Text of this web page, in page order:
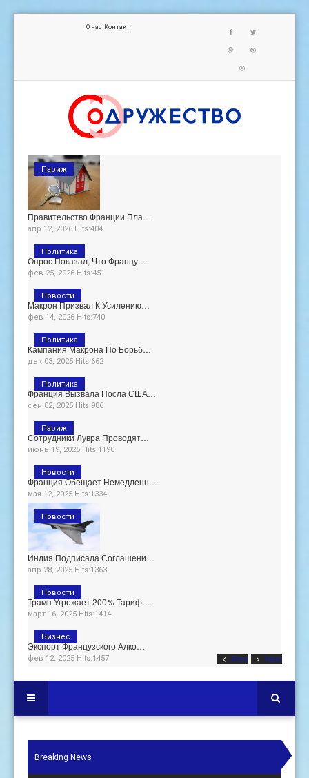
О нас Контакт
Prev Next
Правительство Франции Пла…
апр 12, 2026 Hits:404
Париж
Опрос Показал, Что Францу…
фев 25, 2026 Hits:451
Политика
Макрон Призвал К Усилению…
фев 14, 2026 Hits:740
Новости
Кампания Макрона По Борьб…
дек 03, 2025 Hits:662
Политика
Франция Вызвала Посла США…
сен 02, 2025 Hits:986
Политика
Сотрудники Лувра Проводят…
июнь 19, 2025 Hits:1190
Париж
Франция Обещает Немедленн…
мая 12, 2025 Hits:1334
Новости
Индия Подписала Соглашени…
апр 28, 2025 Hits:1363
Новости
Трамп Угрожает 200% Тариф…
март 16, 2025 Hits:1414
Новости
Экспорт Французского Алко…
фев 12, 2025 Hits:1457
Бизнес
Breaking News